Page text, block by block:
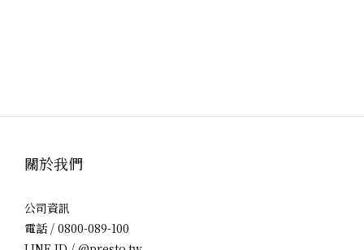
關於我們
公司資訊
電話 / 0800-089-100